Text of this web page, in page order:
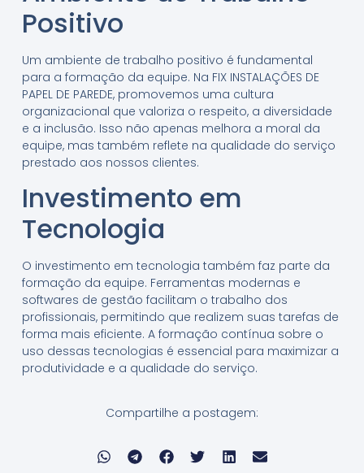
Positivo
Um ambiente de trabalho positivo é fundamental
para a formação da equipe. Na FIX INSTALAÇÕES DE
PAPEL DE PAREDE, promovemos uma cultura
organizacional que valoriza o respeito, a diversidade
e a inclusão. Isso não apenas melhora a moral da
equipe, mas também reflete na qualidade do serviço
prestado aos nossos clientes.
Investimento em
Tecnologia
O investimento em tecnologia também faz parte da
formação da equipe. Ferramentas modernas e
softwares de gestão facilitam o trabalho dos
profissionais, permitindo que realizem suas tarefas de
forma mais eficiente. A formação contínua sobre o
uso dessas tecnologias é essencial para maximizar a
produtividade e a qualidade do serviço.
Compartilhe a postagem: